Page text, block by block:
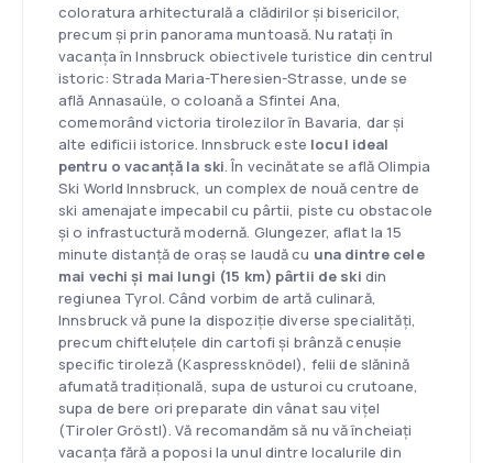
coloratura arhitecturală a clădirilor și bisericilor,
precum și prin panorama muntoasă. Nu ratați în
vacanța în Innsbruck obiectivele turistice din centrul
istoric: Strada Maria-Theresien-Strasse, unde se
află Annasaüle, o coloană a Sfintei Ana,
comemorând victoria tirolezilor în Bavaria, dar și
alte edificii istorice. Innsbruck este locul ideal
pentru o vacanță la ski. În vecinătate se află Olimpia
Ski World Innsbruck, un complex de nouă centre de
ski amenajate impecabil cu pârtii, piste cu obstacole
și o infrastuctură modernă. Glungezer, aflat la 15
minute distanță de oraș se laudă cu una dintre cele
mai vechi și mai lungi (15 km) pârtii de ski din
regiunea Tyrol. Când vorbim de artă culinară,
Innsbruck vă pune la dispoziție diverse specialități,
precum chifteluțele din cartofi și brânză cenușie
specific tiroleză (Kaspressknödel), felii de slănină
afumată tradițională, supa de usturoi cu crutoane,
supa de bere ori preparate din vânat sau vițel
(Tiroler Gröstl). Vă recomandăm să nu vă încheiați
vacanța fără a poposi la unul dintre localurile din